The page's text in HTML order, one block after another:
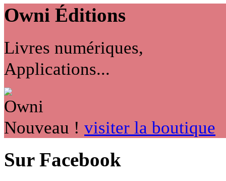
Owni Éditions
Livres numériques,
Applications...
Nouveau ! visiter la boutique
Sur Facebook